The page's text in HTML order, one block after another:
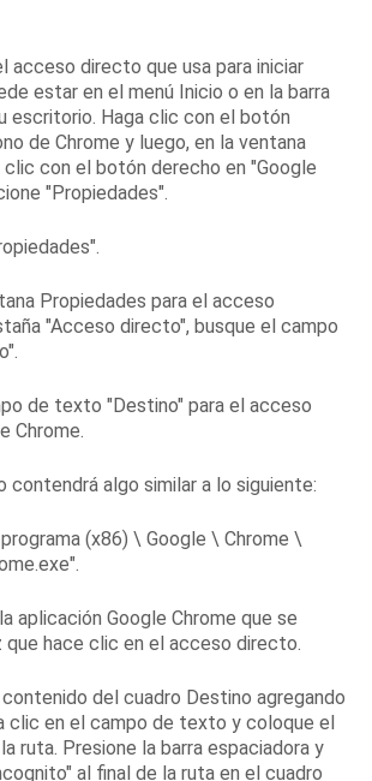
acceso directo que usa para iniciar
estar en el menú Inicio o en la barra
escritorio. Haga clic con el botón
de Chrome y luego, en la ventana
con el botón derecho en "Google
"Propiedades".
Propiedades para el acceso
"Acceso directo", busque el campo
contendrá algo similar a lo siguiente:
(x86) \ Google \ Chrome \
aplicación Google Chrome que se
que hace clic en el acceso directo.
del cuadro Destino agregando
clic en el campo de texto y coloque el
ruta. Presione la barra espaciadora y
al final de la ruta en el cuadro